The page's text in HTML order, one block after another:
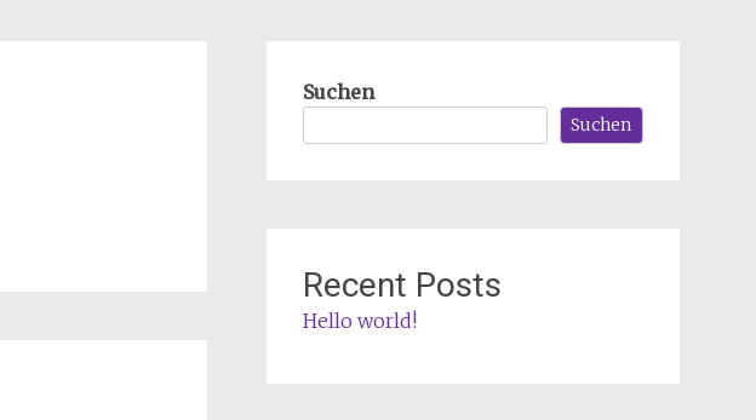
Suchen
Suchen
Recent Posts
Hello world!